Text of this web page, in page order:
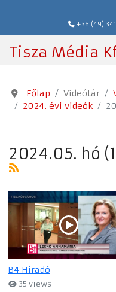
+36 (49)
Tisza Média
Főlap Videótár
2024. évi videók
2024.05. hó
B4 Híradó
35 views